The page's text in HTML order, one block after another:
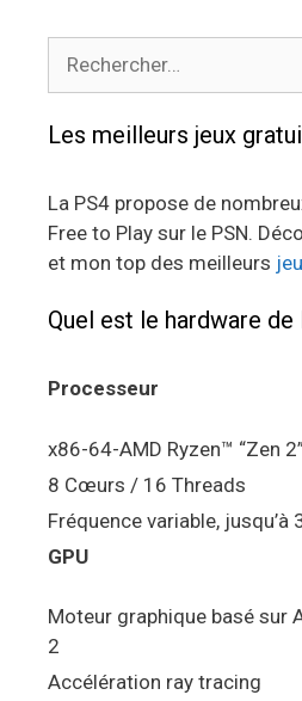
Les meilleurs jeux
La PS4 propose de
Free to Play sur le PSN.
et mon top des meilleurs
Quel est le hardware de
Processeur
x86-64-AMD Ryzen™ “Zen 2”
8 Cœurs / 16 Threads
Fréquence variable, jusqu’à
GPU
Moteur graphique basé sur
2
Accélération ray tracing